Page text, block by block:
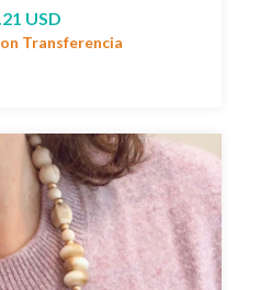
USD
Transferencia